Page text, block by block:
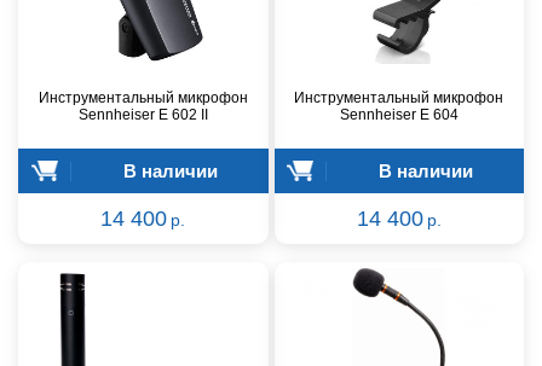
Инструментальный микрофон
Sennheiser E 602 II
В наличии
14 400 р.
Инструментальный микрофон
Sennheiser E 604
В наличии
14 400 р.